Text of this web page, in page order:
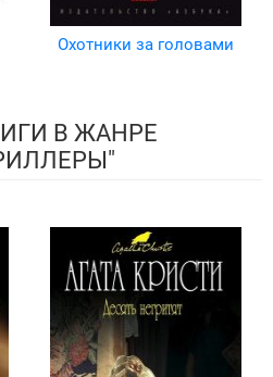
Охотники за головами
В ЖАНРЕ